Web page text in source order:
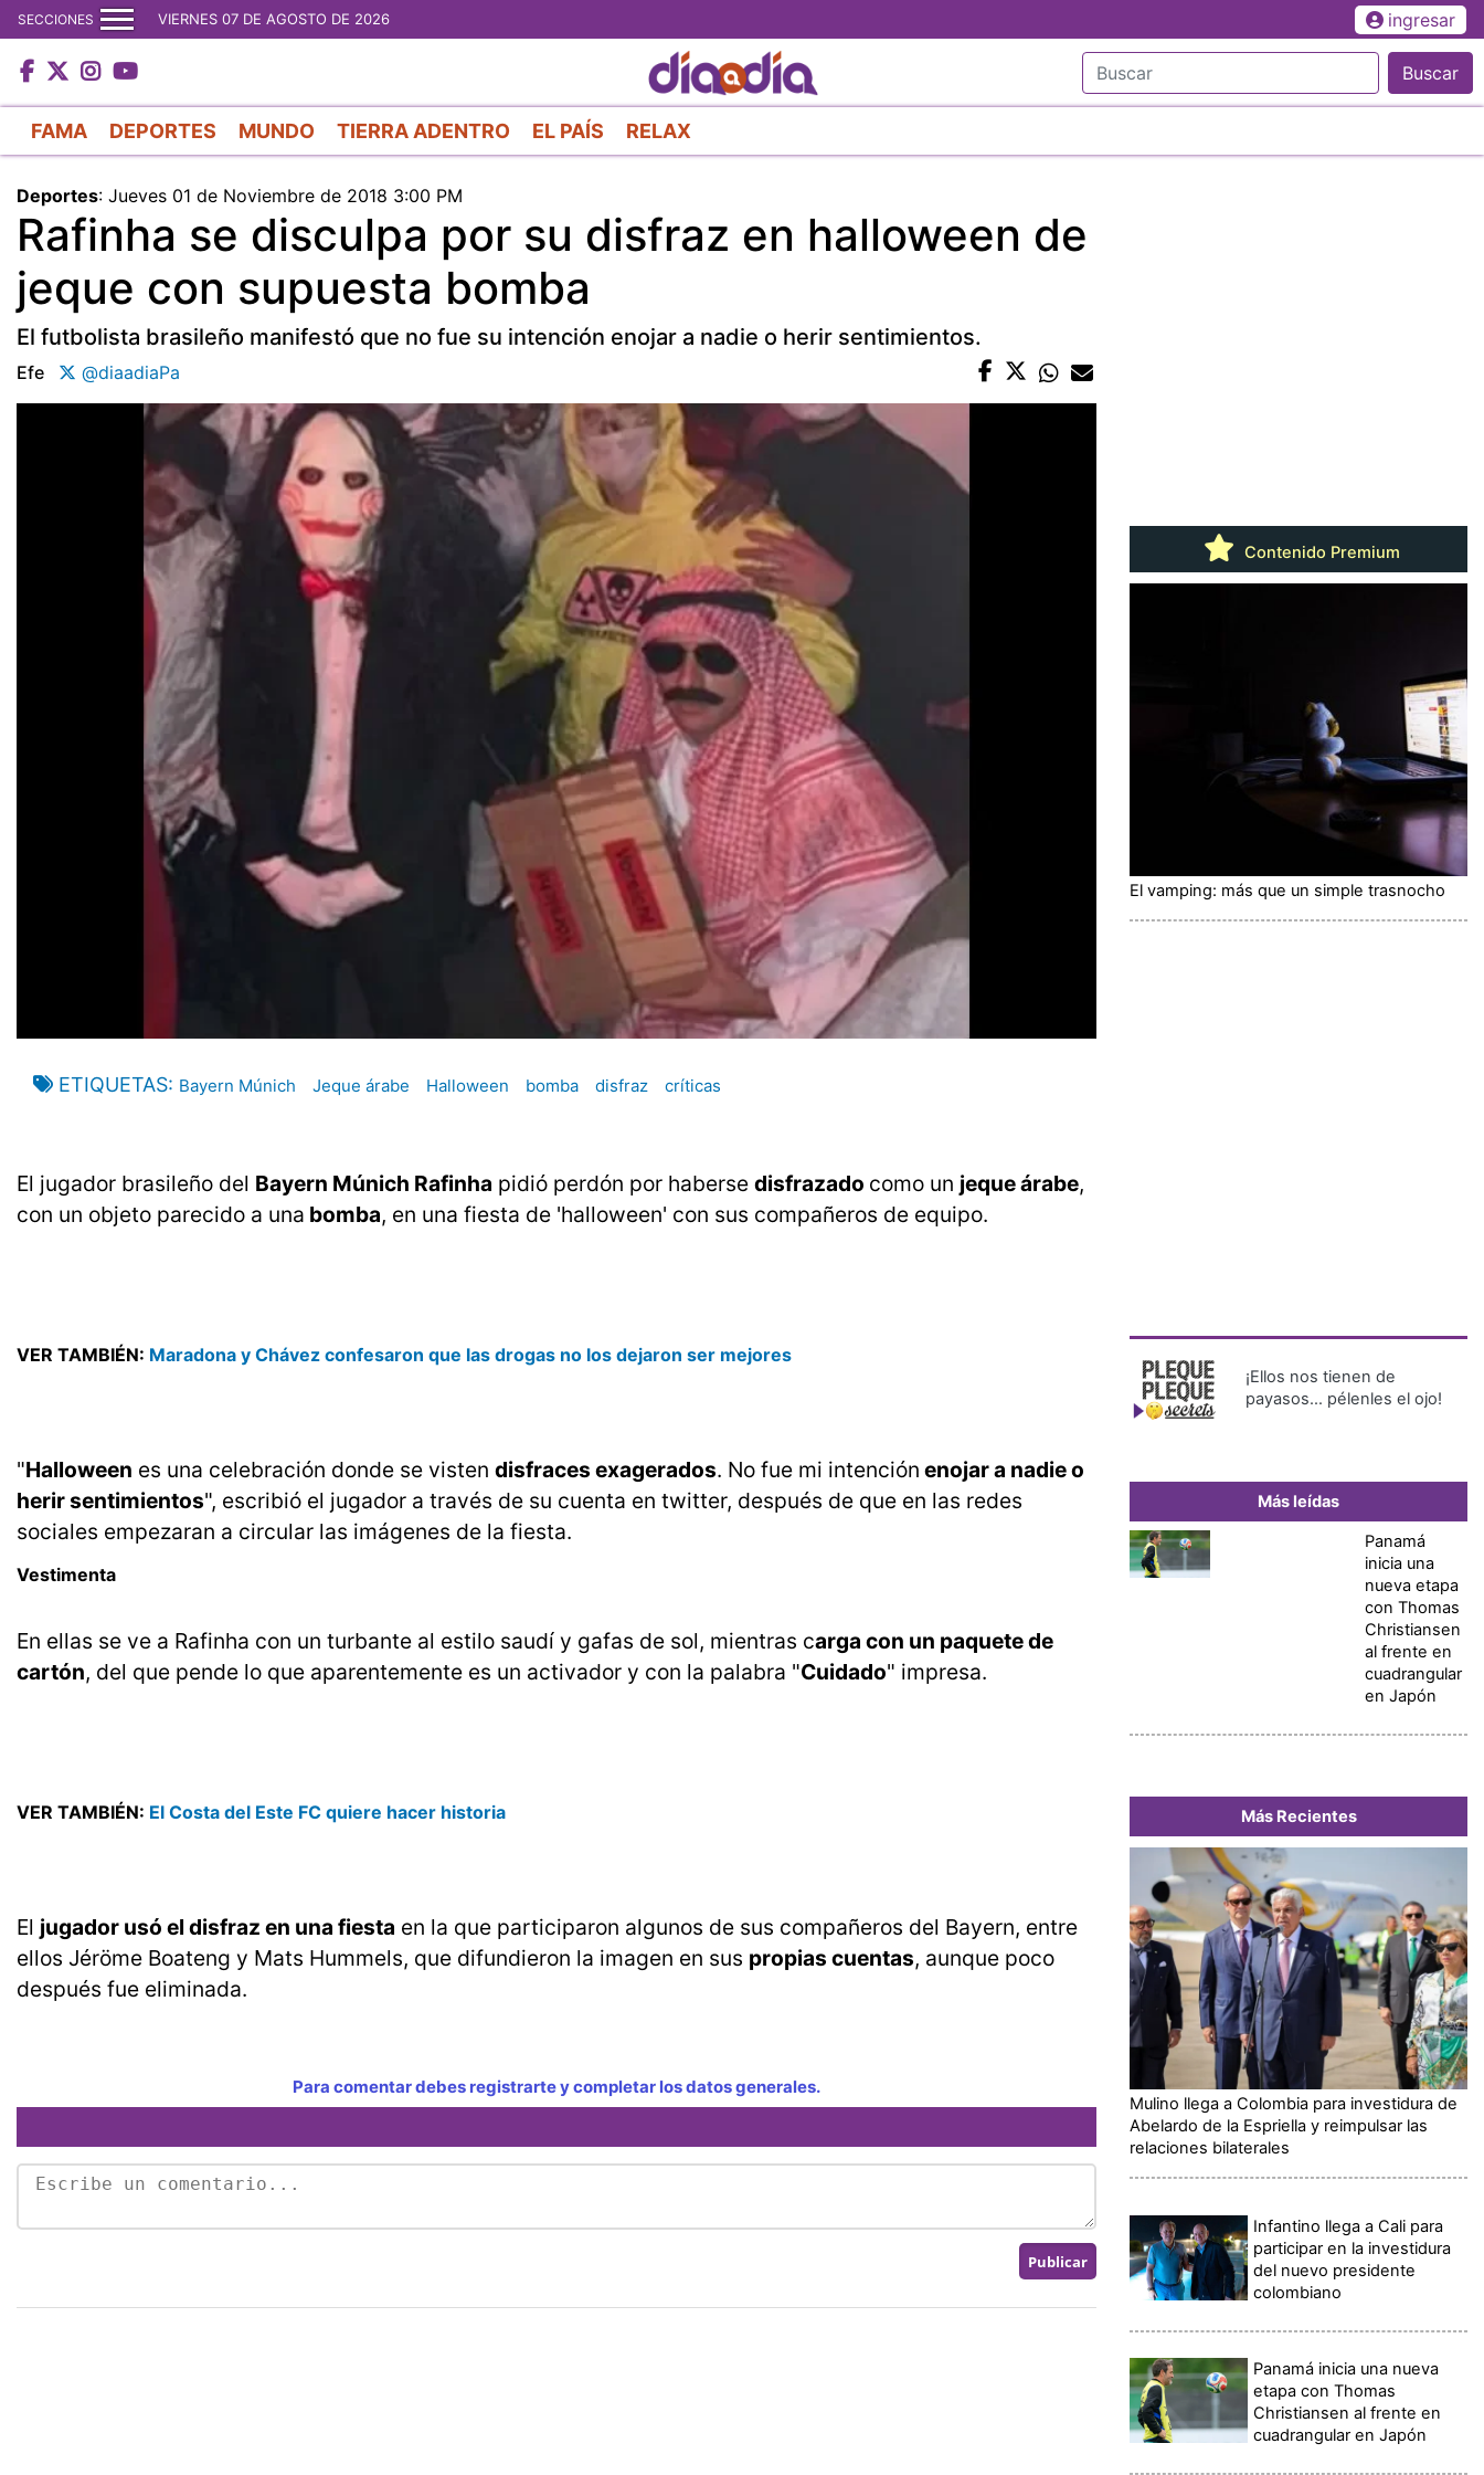
al
contenido
principal
SECCIONES VIERNES 07 DE AGOSTO DE 2026 ingresar
Buscar
FAMA DEPORTES MUNDO TIERRA ADENTRO EL PAÍS RELAX
Deportes: Jueves 01 de Noviembre de 2018 3:00 PM
Rafinha se disculpa por su disfraz en halloween de
jeque con supuesta bomba
El futbolista brasileño manifestó que no fue su intención enojar a nadie o herir sentimientos.
Efe @diaadiaPa
ETIQUETAS Bayern Múnich Jeque árabe Halloween bomba disfraz críticas
El jugador brasileño del Bayern Múnich Rafinha pidió perdón por haberse disfrazado como un jeque árabe,
con un objeto parecido a una bomba, en una fiesta de 'halloween' con sus compañeros de equipo.
VER TAMBIÉN: Maradona y Chávez confesaron que las drogas no los dejaron ser mejores
"Halloween es una celebración donde se visten disfraces exagerados. No fue mi intención enojar a nadie o
herir sentimientos", escribió el jugador a través de su cuenta en twitter, después de que en las redes
sociales empezaran a circular las imágenes de la fiesta.
Vestimenta
En ellas se ve a Rafinha con un turbante al estilo saudí y gafas de sol, mientras carga con un paquete de
cartón, del que pende lo que aparentemente es un activador y con la palabra "Cuidado" impresa.
VER TAMBIÉN: El Costa del Este FC quiere hacer historia
El jugador usó el disfraz en una fiesta en la que participaron algunos de sus compañeros del Bayern, entre
ellos Jéröme Boateng y Mats Hummels, que difundieron la imagen en sus propias cuentas, aunque poco
después fue eliminada.
Para comentar debes registrarte y completar los datos generales.
Contenido Premium
El vamping: más que un simple trasnocho
¡Ellos nos tienen de
payasos… pélenles el ojo!
Más leídas
Panamá
inicia una
nueva etapa
con Thomas
Christiansen
al frente en
cuadrangular
en Japón
Más Recientes
Mulino llega a Colombia para investidura de
Abelardo de la Espriella y reimpulsar las
relaciones bilaterales
Infantino llega a Cali para
participar en la investidura
del nuevo presidente
colombiano
Panamá inicia una nueva
etapa con Thomas
Christiansen al frente en
cuadrangular en Japón